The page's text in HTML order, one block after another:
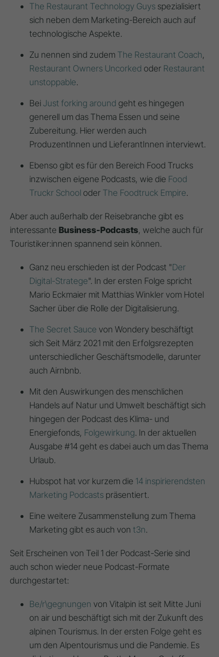
The Restaurant Technology Guys spezialisiert
sich neben dem Marketing-Bereich auch auf
technologische Aspekte.
Zu nennen sind zudem The Restaurant Coach,
Restaurant Owners Uncorked oder Restaurant
unstoppable.
BeiJust forking around geht es hingegen
generell um das Thema Essen und seine
Zubereitung. Hier werden auch
ProduzentInnen und LieferantInnen interviewt.
Ebenso gibt es für den Bereich Food Trucks
inzwischen eigene Podcasts, wie die Food
Truckr School oder The Foodtruck Empire.
Aber auch außerhalb der Reisebranche gibt es
interessante Business-Podcasts, welche auch für
Touristiker:innen spannend sein können.
Ganz neu erschieden ist der Podcast "Der
Digital-Stratege". In der ersten Folge spricht
Mario Eckmaier mit Matthias Winkler vom Hotel
Sacher über die Rolle der Digitalisierung.
The Secret Sauce von Wondery beschäftigt
sich Seit März 2021 mit den Erfolgsrezepten
unterschiedlicher Geschäftsmodelle, darunter
auch Airnbnb.
Mit den Auswirkungen des menschlichen
Handels auf Natur und Umwelt beschäftigt sich
hingegen der Podcast des Klima- und
Energiefonds, Folgewirkung. In der aktuellen
Ausgabe #14 geht es dabei auch um das Thema
Urlaub.
Hubspot hat vor kurzem die 14 inspirierendsten
Marketing Podcasts präsentiert.
Eine weitere Zusammenstellung zum Thema
Marketing gibt es auch von t3n.
Seit Erscheinen von Teil 1 der Podcast-Serie sind
auch schon wieder neue Podcast-Formate
durchgestartet:
Be/r\gegnungen von Vitalpin ist seit Mitte Juni
on air und beschäftigt sich mit der Zukunft des
alpinen Tourismus. In der ersten Folge geht es
um den Alpentourismus und die Pandemie. Es